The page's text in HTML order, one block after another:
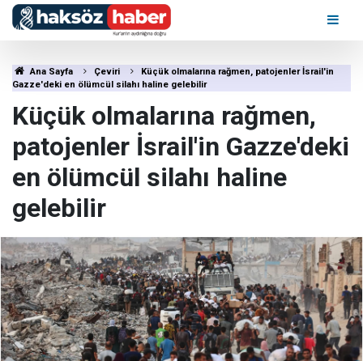
Ana Sayfa Çeviri
Küçük olmalarına rağmen, patojenler İsrail'in
Gazze'deki en ölümcül silahı haline gelebilir
Küçük olmalarına rağmen,
patojenler İsrail'in Gazze'deki
en ölümcül silahı haline
gelebilir